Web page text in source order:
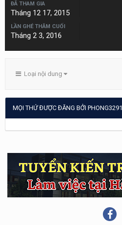
ĐÃ THAM GIA
Tháng 12 17, 2015
LẦN GHÉ THĂM CUỐI
Tháng 2 3, 2016
Loại nội dung
MỌI THỨ ĐƯỢC ĐĂNG BỞI PHONG3291